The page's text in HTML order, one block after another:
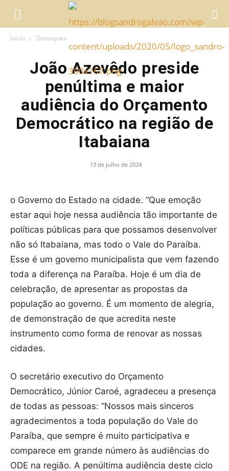
Início Destaques
João Azevêdo preside
penúltima e maior
audiência do Orçamento
Democrático na região de
Itabaiana
13 de julho de 2024
o Governo do Estado na cidade. “Que emoção
estar aqui hoje nessa audiência tão importante de
políticas públicas para que possamos desenvolver
não só Itabaiana, mas todo o Vale do Paraíba.
Esse é um governo municipalista que vem fazendo
toda a diferença na Paraíba. Hoje é um dia de
celebração, de apresentar as propostas da
população ao governo. É um momento de alegria,
de demonstração de que acredita neste
instrumento como forma de renovar as nossas
cidades.
O secretário executivo do Orçamento
Democrático, Júnior Caroé, agradeceu a presença
de todas as pessoas: “Nossos mais sinceros
agradecimentos a toda população do Vale do
Paraíba, que sempre é muito participativa e
comparece em grande número às audiências do
ODE na região. A penúltima audiência deste ciclo